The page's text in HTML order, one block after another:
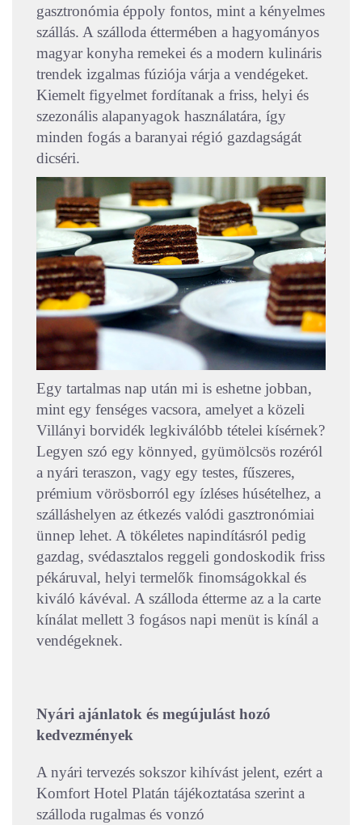
gasztronómia éppoly fontos, mint a kényelmes
szállás. A szálloda éttermében a hagyományos
magyar konyha remekei és a modern kulináris
trendek izgalmas fúziója várja a vendégeket.
Kiemelt figyelmet fordítanak a friss, helyi és
szezonális alapanyagok használatára, így
minden fogás a baranyai régió gazdagságát
dicséri.
Egy tartalmas nap után mi is eshetne jobban,
mint egy fenséges vacsora, amelyet a közeli
Villányi borvidék legkiválóbb tételei kísérnek?
Legyen szó egy könnyed, gyümölcsös rozéról
a nyári teraszon, vagy egy testes, fűszeres,
prémium vörösborról egy ízléses húsételhez, a
szálláshelyen az étkezés valódi gasztronómiai
ünnep lehet. A tökéletes napindításról pedig
gazdag, svédasztalos reggeli gondoskodik friss
pékáruval, helyi termelők finomságokkal és
kiváló kávéval. A szálloda étterme az a la carte
kínálat mellett 3 fogásos napi menüt is kínál a
vendégeknek.
Nyári ajánlatok és megújulást hozó
kedvezmények
A nyári tervezés sokszor kihívást jelent, ezért a
Komfort Hotel Platán tájékoztatása szerint a
szálloda rugalmas és vonzó